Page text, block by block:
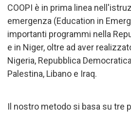
COOPI è in prima linea
emergenza (Education in
importanti programmi nella
e in Niger, oltre ad aver
Nigeria, Repubblica
Palestina, Libano e Iraq.
Il nostro metodo si basa su tre